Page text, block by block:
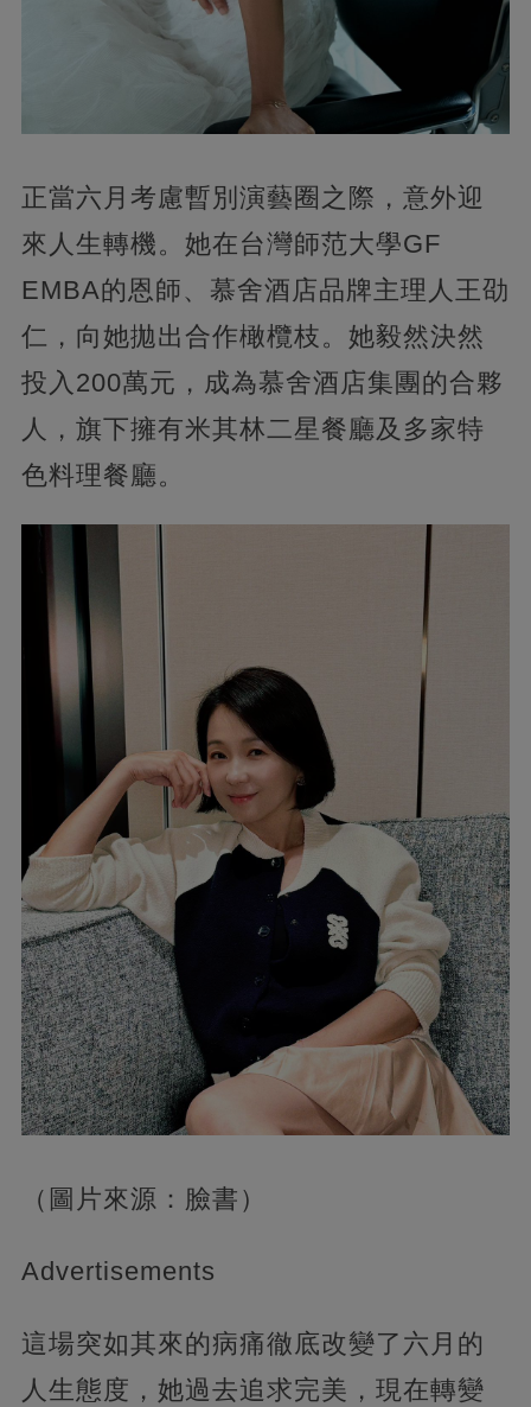
正當六月考慮暫別演藝圈之際，意外迎
來人生轉機。她在台灣師范大學GF
EMBA的恩師、慕舍酒店品牌主理人王劭
仁，向她拋出合作橄欖枝。她毅然決然
投入200萬元，成為慕舍酒店集團的合夥
人，旗下擁有米其林二星餐廳及多家特
色料理餐廳。
（圖片來源：臉書）
Advertisements
這場突如其來的病痛徹底改變了六月的
人生態度，她過去追求完美，現在轉變